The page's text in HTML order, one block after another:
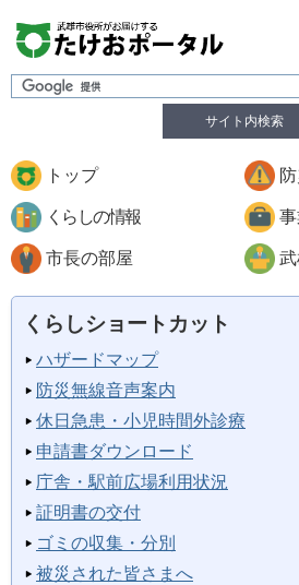
サイト内検索
トップ
くらしの情報
市長の部屋
くらしショートカット
ハザードマップ
防災無線音声案内
休日急患・小児時間外診療
申請書ダウンロード
庁舎・駅前広場利用状況
証明書の交付
ゴミの収集・分別
被災された皆さまへ